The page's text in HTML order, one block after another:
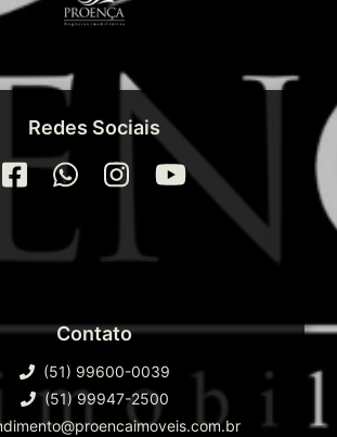
Redes Sociais
Contato
(51) 99600-0039
(51) 99947-2500